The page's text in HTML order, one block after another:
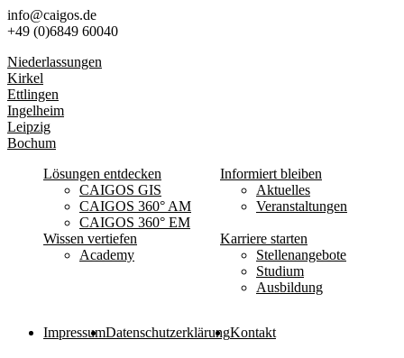
info@caigos.de
+49 (0)6849 60040
Niederlassungen
Kirkel
Ettlingen
Ingelheim
Leipzig
Bochum
Lösungen entdecken
CAIGOS GIS
CAIGOS 360° AM
CAIGOS 360° EM
Informiert bleiben
Aktuelles
Veranstaltungen
Wissen vertiefen
Academy
Karriere starten
Stellenangebote
Studium
Ausbildung
ImpressumDatenschutzerklärungKontakt